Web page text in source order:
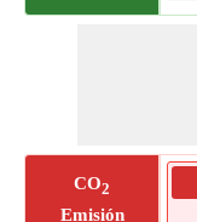
CO2
Emisión